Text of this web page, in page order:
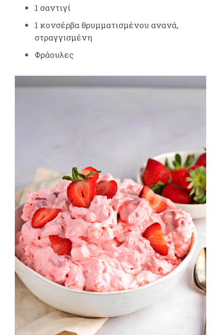
1 σαντιγί
1 κονσέρβα θρυμματισμένου ανανά,
στραγγισμένη
Φράουλες